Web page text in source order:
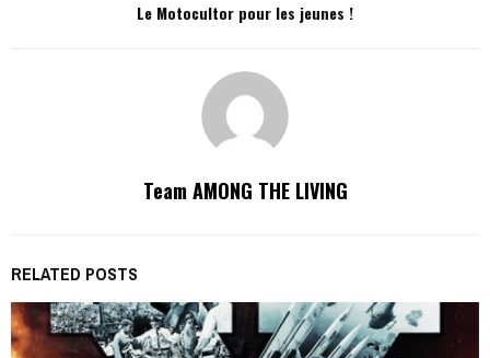
Le Motocultor pour les jeunes !
Team AMONG THE LIVING
RELATED POSTS